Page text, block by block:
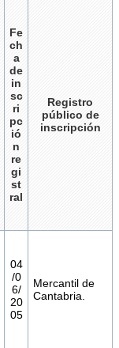
Fe
ch
a
de
in
sc
ri
pc
ió
n
re
gi
st
ral
Registro
público de
inscripción
04
/0
6/
20
05
Mercantil de
Cantabria.